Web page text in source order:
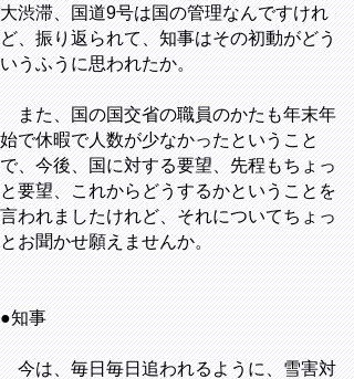
大渋滞、国道9号は国の管理なんですけれ
ど、振り返られて、知事はその初動がどう
いうふうに思われたか。
また、国の国交省の職員のかたも年末年
始で休暇で人数が少なかったということ
で、今後、国に対する要望、先程もちょっ
と要望、これからどうするかということを
言われましたけれど、それについてちょっ
とお聞かせ願えませんか。
●知事
今は、毎日毎日追われるように、雪害対